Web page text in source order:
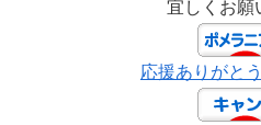
宜しくお願
応援ありがと